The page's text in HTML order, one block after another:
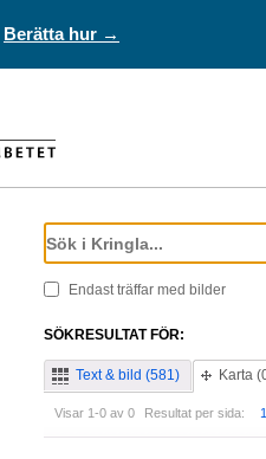
Berätta hur →
Endast träffar med bilder
SÖKRESULTAT FÖR:
Text & bild (581) Karta
Visar 1-0 av 0 Resultat per sida: